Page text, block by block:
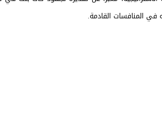
المنافسات القادمة.